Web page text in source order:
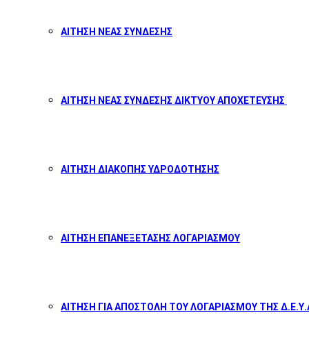
ΑΙΤΗΣΗ ΝΕΑΣ ΣΥΝΔΕΣΗΣ
ΑΙΤΗΣΗ ΝΕΑΣ ΣΥΝΔΕΣΗΣ ΔΙΚΤΥΟΥ ΑΠΟΧΕΤΕΥΣΗΣ
ΑΙΤΗΣΗ ΔΙΑΚΟΠΗΣ ΥΔΡΟΔΟΤΗΣΗΣ
ΑΙΤΗΣΗ ΕΠΑΝΕΞΕΤΑΣΗΣ ΛΟΓΑΡΙΑΣΜΟΥ
ΑΙΤΗΣΗ ΓΙΑ ΑΠΟΣΤΟΛΗ ΤΟΥ ΛΟΓΑΡΙΑΣΜΟΥ ΤΗΣ